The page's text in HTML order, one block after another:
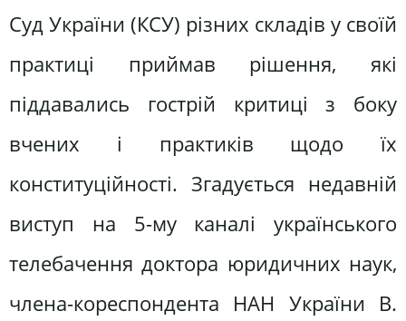
Суд України (КСУ) різних складів у своїй
практиці прий­мав рішення, які
піддавались гострій критиці з боку
вчених і практиків що­до їх
конституційності. Згадується не­давній
виступ на 5-му каналі україн­ського
телебачення доктора юридич­них наук,
члена-кореспондента НАН України В.